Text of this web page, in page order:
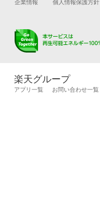
コーティングとは
よくある質問
試乗・商談
キズ修理予約
メンテナンス管理
自動車カタログ
企業情報 個人情報保護方針
楽天グループ
アプリ一覧 お問い合わせ一覧